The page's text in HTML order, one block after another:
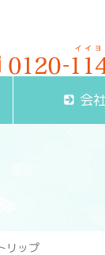
会
リップ